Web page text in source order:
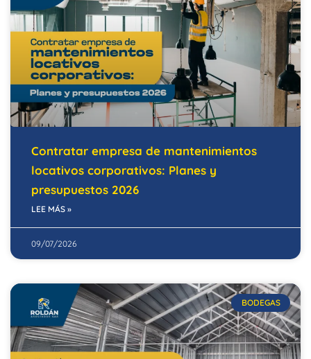
Contratar empresa de mantenimientos
locativos corporativos: Planes y
presupuestos 2026
LEE MÁS »
09/07/2026
BODEGAS